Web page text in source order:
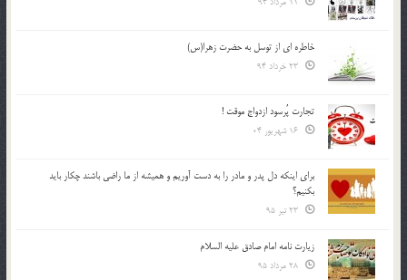
خاطره ای از توسل به حضرت زهرا(س)
تجارت پُرسود ازدواج موقت !
براي اينكه دل پدر و مادر را به دست آوريم و هميشه از ما راضي باشند چكار بايد
بكنيم؟
زیارت نامه امام صادق علیه السلام